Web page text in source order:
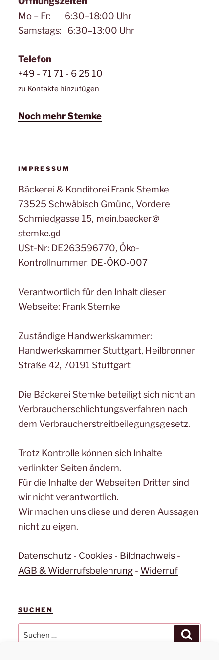
Mo – Fr: 6:30–18:00 Uhr
Samstags: 6:30–13:00 Uhr
Telefon
+49 - 71 71 - 6 25 10
zu Kontakte hinzufügen
Noch mehr Stemke
IMPRESSUM
Bäckerei & Konditorei Frank Stemke
73525 Schwäbisch Gmünd, Vordere
Schmiedgasse 15, ｍеin.bаеϲkеr＠
stеmkе.ɡԁ
USt-Nr: DE263596770, Öko-
Kontrollnummer: DE-ÖKO-007
Verantwortlich für den Inhalt dieser
Webseite: Frank Stemke
Zuständige Handwerkskammer:
Handwerkskammer Stuttgart, Heilbronner
Straße 42, 70191 Stuttgart
Die Bäckerei Stemke beteiligt sich nicht an
Verbraucherschlichtungsverfahren nach
dem Verbraucherstreitbeilegungsgesetz.
Trotz Kontrolle können sich Inhalte
verlinkter Seiten ändern.
Für die Inhalte der Webseiten Dritter sind
wir nicht verantwortlich.
Wir machen uns diese und deren Aussagen
nicht zu eigen.
Datenschutz- Cookies- Bildnachweis-
AGB & Widerrufsbelehrung- Widerruf
SUCHEN
Suchen
nach: